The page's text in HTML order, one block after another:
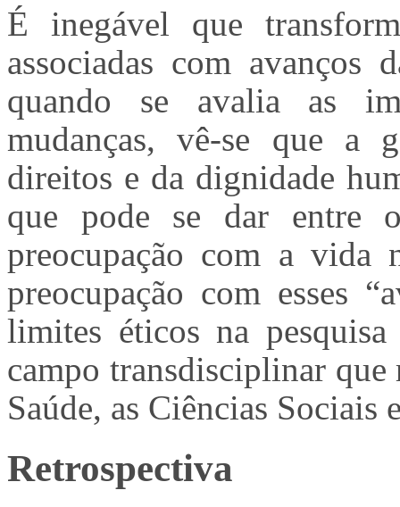
É inegável que
associadas com avanços
quando se avalia as
mudanças, vê-se que a
direitos e da dignidade
que pode se dar entre
preocupação com a vida
preocupação com esses
limites éticos na
campo transdisciplinar que
Saúde, as Ciências Sociais
Retrospectiva